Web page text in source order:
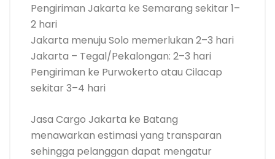
Pengiriman Jakarta ke Semarang sekitar 1–
2 hari
Jakarta menuju Solo memerlukan 2–3 hari
Jakarta – Tegal/Pekalongan: 2–3 hari
Pengiriman ke Purwokerto atau Cilacap
sekitar 3–4 hari
Jasa Cargo Jakarta ke Batang
menawarkan estimasi yang transparan
sehingga pelanggan dapat mengatur